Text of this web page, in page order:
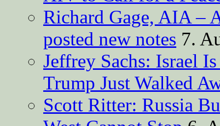
Richard Gage, AIA –
posted new notes 7.
Jeffrey Sachs: Israel
Trump Just Walked
Scott Ritter: Russia